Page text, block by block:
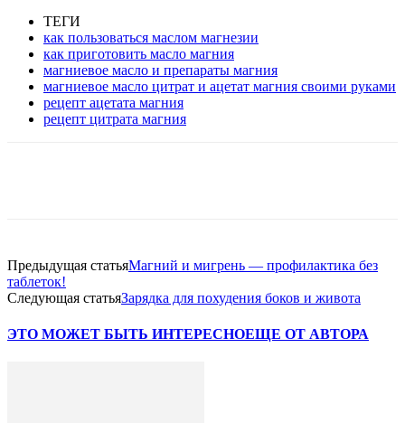
ТЕГИ
как пользоваться маслом магнезии
как приготовить масло магния
магниевое масло и препараты магния
магниевое масло цитрат и ацетат магния своими руками
рецепт ацетата магния
рецепт цитрата магния
Предыдущая статьяМагний и мигрень — профилактика без
таблеток!
Следующая статьяЗарядка для похудения боков и живота
ЭТО МОЖЕТ БЫТЬ ИНТЕРЕСНОЕЩЕ ОТ АВТОРА